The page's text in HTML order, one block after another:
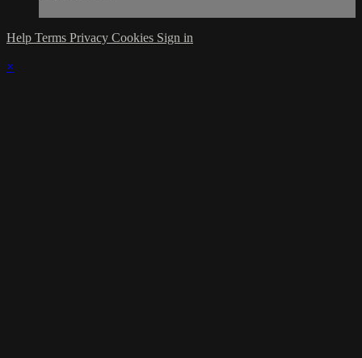
Help Terms Privacy Cookies Sign in
×